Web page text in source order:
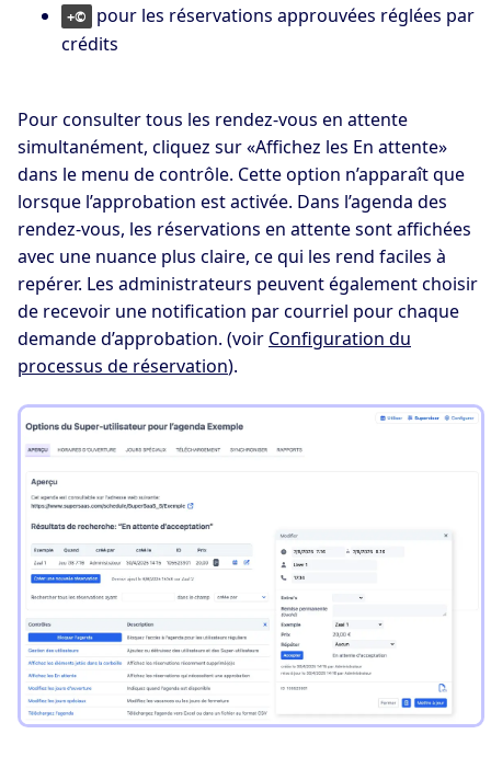
+©
pour les réservations approuvées réglées par
crédits
Pour consulter tous les rendez-vous en attente
simultanément, cliquez sur «Affichez les En attente»
dans le menu de contrôle. Cette option n’apparaît que
lorsque l’approbation est activée. Dans l’agenda des
rendez-vous, les réservations en attente sont affichées
avec une nuance plus claire, ce qui les rend faciles à
repérer. Les administrateurs peuvent également choisir
de recevoir une notification par courriel pour chaque
demande d’approbation. (voir Configuration du
processus de réservation).